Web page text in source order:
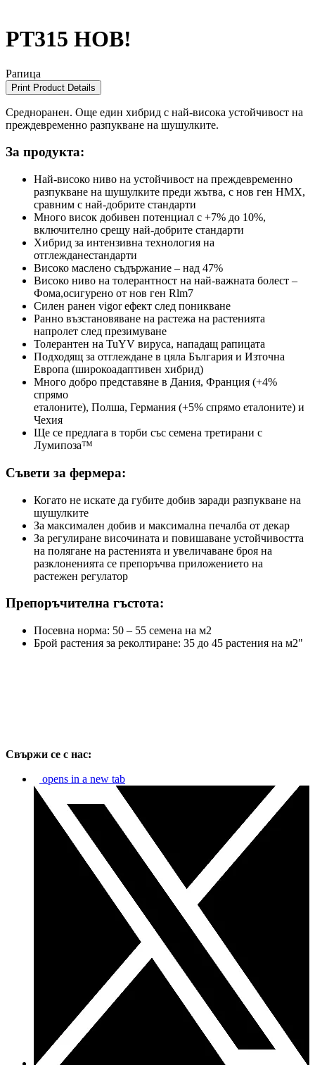
PT315 HOB!
Рапица
Print Product Details
Средноранен. Още един хибрид с най-висока устойчивост на
преждевременно разпукване на шушулките.
За продукта:
Най-високо ниво на устойчивост на преждевременно
разпукване на шушулките преди жътва, с нов ген HMX,
сравним с най-добрите стандарти
Много висок добивен потенциал с +7% до 10%,
включително срещу най-добрите стандарти
Хибрид за интензивна технология на
отглежданестандарти
Високо маслено съдържание – над 47%
Високо ниво на толерантност на най-важната болест –
Фома,осигурено от нов ген Rlm7
Силен ранен vigor ефект след поникване
Ранно възстановяване на растежа на растенията
напролет след презимуване
Толерантен на TuYV вируса, нападащ рапицата
Подходящ за отглеждане в цяла България и Източна
Европа (широкоадаптивен хибрид)
Много добро представяне в Дания, Франция (+4%
спрямо
еталоните), Полша, Германия (+5% спрямо еталоните) и
Чехия
Ще се предлага в торби със семена третирани с
Лумипоза™
Съвети за фермера:
Когато не искате да губите добив заради разпукване на
шушулките
За максимален добив и максимална печалба от декар
За регулиране височината и повишаване устойчивостта
на полягане на растенията и увеличаване броя на
разклоненията се препоръчва приложението на
растежен регулатор
Препоръчителна гъстота:
Посевна норма: 50 – 55 семена на м2
Брой растения за реколтиране: 35 до 45 растения на м2"
Свържи се с нас:
opens in a new tab